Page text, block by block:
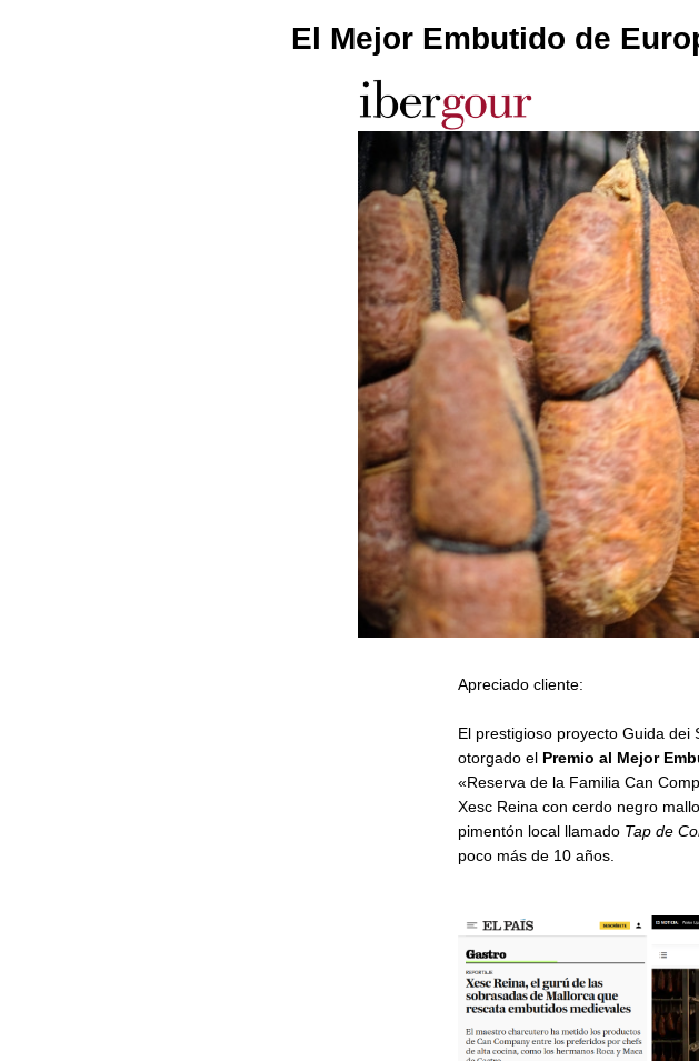
El Mejor Embutido de
Apreciado cliente:
El prestigioso proyecto Guida dei
otorgado el Premio al Mejor
«Reserva de la Familia Can
Xesc Reina con cerdo negro
pimentón local llamado Tap de
poco más de 10 años.